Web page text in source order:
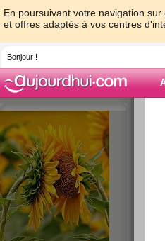
En poursuivant votre navigation
et offres adaptés à vos centres
Bonjour !